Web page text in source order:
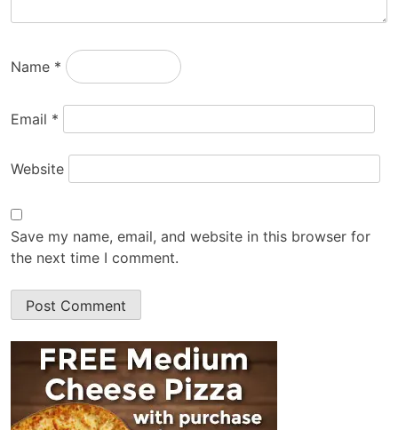
Name *
Email *
Website
Save my name, email, and website in this browser for
the next time I comment.